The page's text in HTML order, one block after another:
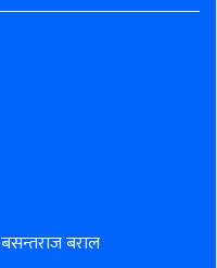
बसन्तराज बराल